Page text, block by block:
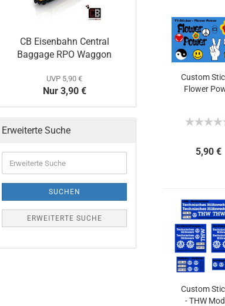
Custom
Flower
5,90 €
Custom
- THW
CB Eisenbahn Central
Baggage RPO Waggon
UVP 5,90 €
Nur 3,90 €
Erweiterte Suche
SUCHEN
ERWEITERTE SUCHE